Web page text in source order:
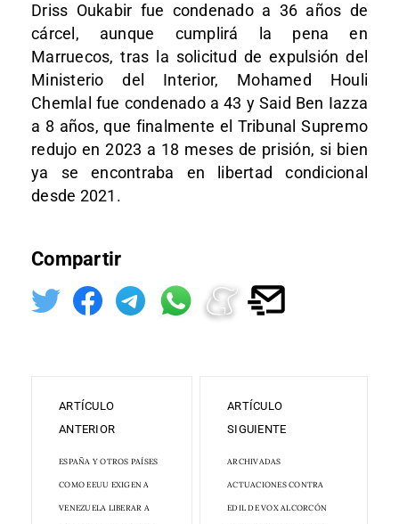
Driss Oukabir fue condenado a 36 años de
cárcel, aunque cumplirá la pena en
Marruecos, tras la solicitud de expulsión del
Ministerio del Interior, Mohamed Houli
Chemlal fue condenado a 43 y Said Ben Iazza
a 8 años, que finalmente el Tribunal Supremo
redujo en 2023 a 18 meses de prisión, si bien
ya se encontraba en libertad condicional
desde 2021.
Compartir
ARTÍCULO
ANTERIOR
ESPAÑA Y OTROS PAÍSES
COMO EEUU EXIGEN A
VENEZUELA LIBERAR A
ARTÍCULO
SIGUIENTE
ARCHIVADAS
ACTUACIONES CONTRA
EDIL DE VOX ALCORCÓN